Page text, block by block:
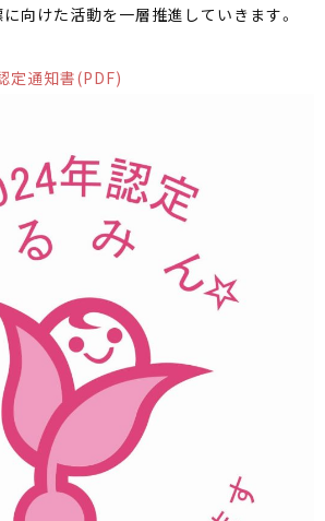
向けた活動を一層推進していきます。
定通知書(PDF)